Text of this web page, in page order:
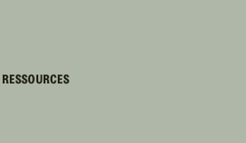
RESSOURCES